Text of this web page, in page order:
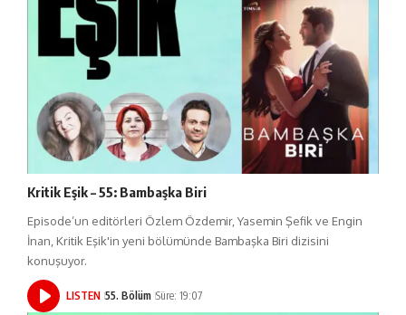
Kritik Eşik – 55: Bambaşka Biri
Episode’un editörleri Özlem Özdemir, Yasemin Şefik ve Engin
İnan, Kritik Eşik'in yeni bölümünde Bambaşka Biri dizisini
konuşuyor.
LISTEN 55. Bölüm Süre: 19:07